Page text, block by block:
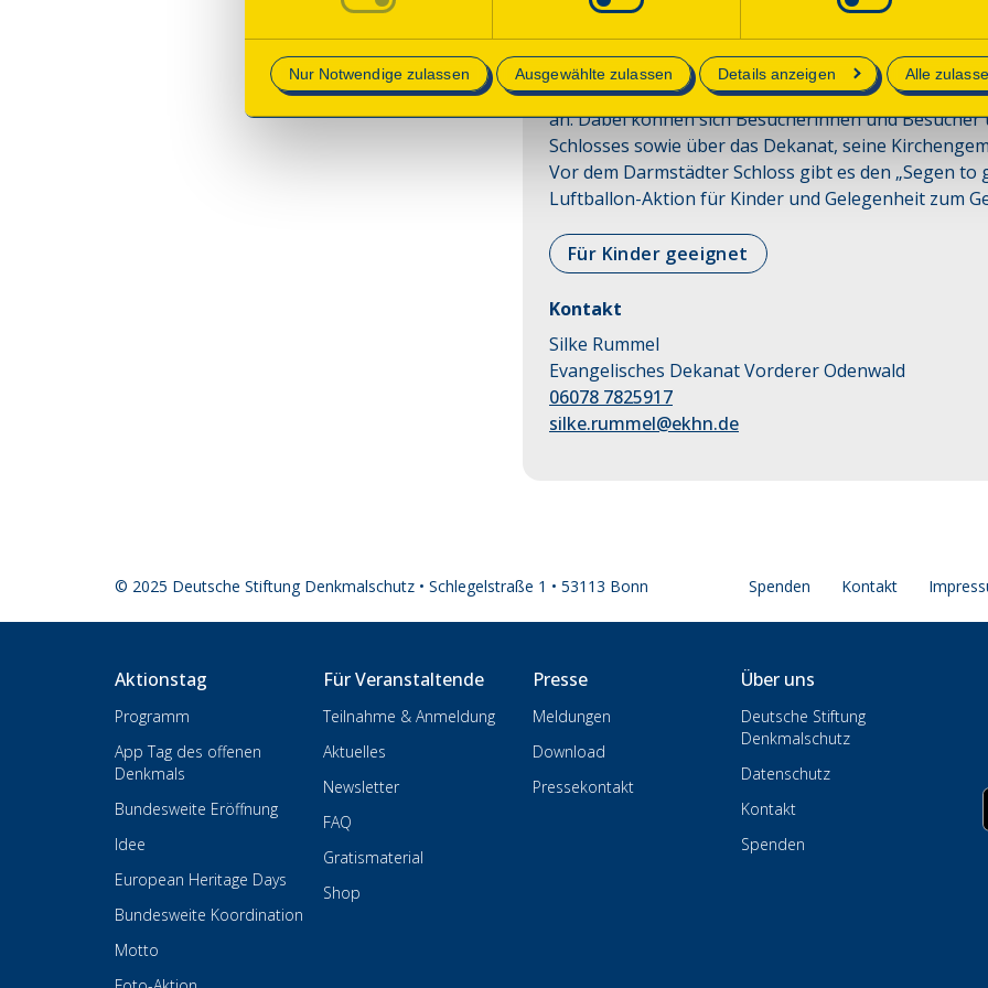
Nur Notwendige zulassen Ausgewählte zulassen Details anzeigen Alle
Das Evangelische Dekanat Vorderer Odenwald
an. Dabei können sich Besucherinnen und
Schlosses sowie über das Dekanat, seine
Vor dem Darmstädter Schloss gibt es den „Segen
Luftballon-Aktion für Kinder und Gelegenheit zum
Für Kinder geeignet
Kontakt
Silke Rummel
Evangelisches Dekanat Vorderer Odenwald
06078 7825917
silke.rummel@ekhn.de
© 2025 Deutsche Stiftung Denkmalschutz • Schlegelstraße 1 • 53113 Bonn Spenden Kontakt
Aktionstag
Programm
App Tag des offenen
Denkmals
Bundesweite Eröffnung
Idee
European Heritage Days
Bundesweite Koordination
Motto
Für Veranstaltende
Teilnahme & Anmeldung
Aktuelles
Newsletter
FAQ
Gratismaterial
Shop
Presse
Meldungen
Download
Pressekontakt
Über uns
Deutsche Stiftung
Denkmalschutz
Datenschutz
Kontakt
Spenden